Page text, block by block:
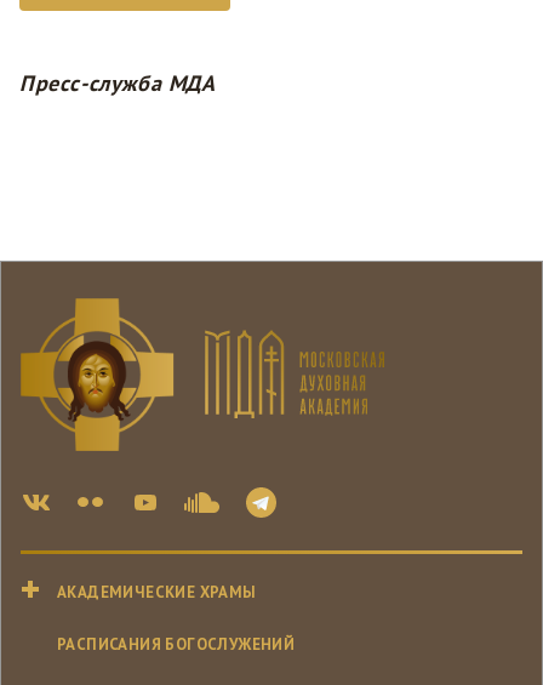
Пресс-служба МДА
АКАДЕМИЧЕСКИЕ ХРАМЫ
РАСПИСАНИЯ БОГОСЛУЖЕНИЙ